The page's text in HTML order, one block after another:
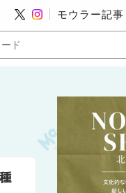
モウラー記事